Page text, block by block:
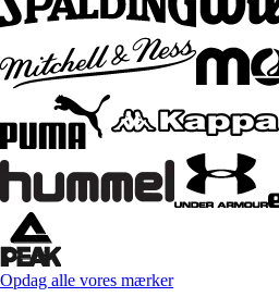
Opdag alle vores mærker